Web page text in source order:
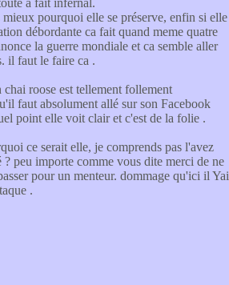
a fait infernal.
mieux pourquoi elle se préserve, enfin si elle
débordante ca fait quand meme quatre
la guerre mondiale et ca semble aller
il faut le faire ca .
roose est tellement follement
faut absolument allé sur son Facebook
point elle voit clair et c'est de la folie .
ce serait elle, je comprends pas l'avez
? peu importe comme vous dite merci de ne
pour un menteur. dommage qu'ici il Yai
.